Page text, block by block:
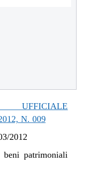
N. 009
2012
beni patrimoniali